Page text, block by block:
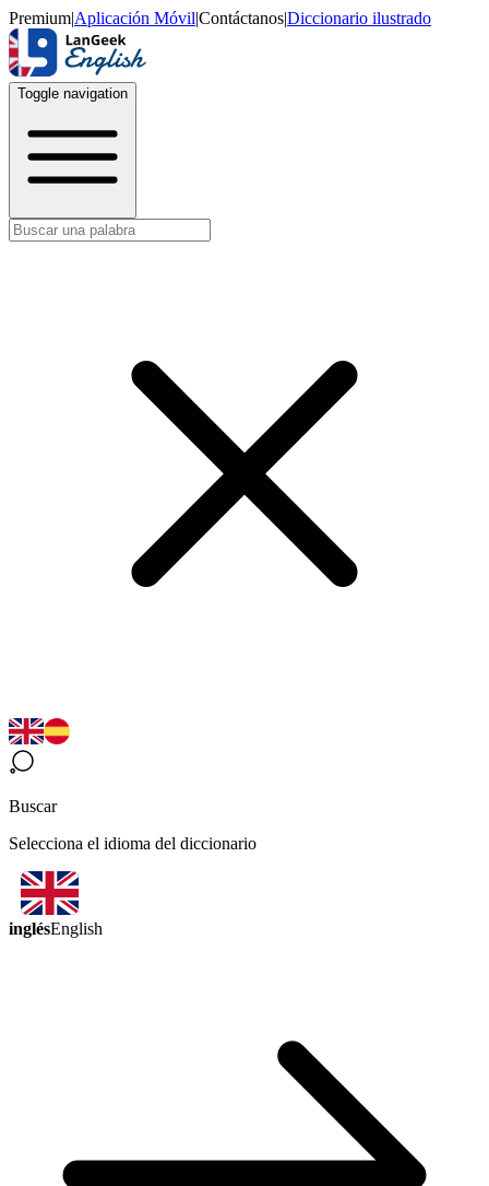
Premium|Aplicación Móvil|Contáctanos|Diccionario ilustrado
Toggle navigation
Buscar
Selecciona el idioma del diccionario
inglésEnglish